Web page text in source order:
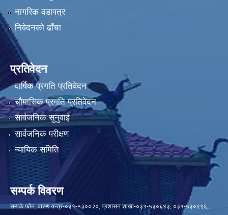
नागरिक वडापत्र
निवेदनको ढाँचा
प्रतिवेदन
वार्षिक प्रगति प्रतिवेदन
चौमासिक प्रगति प्रतिवेदन
सार्वजनिक सुनुवाई
सार्वजनिक परीक्षण
न्यायिक समिति
सम्पर्क विवरण
सम्पर्क फोन: वारुण यन्त्र-०३१-५३००२०, प्रशासन शाखा-०३१-५३०६४३, ०३१-५३०९९६,